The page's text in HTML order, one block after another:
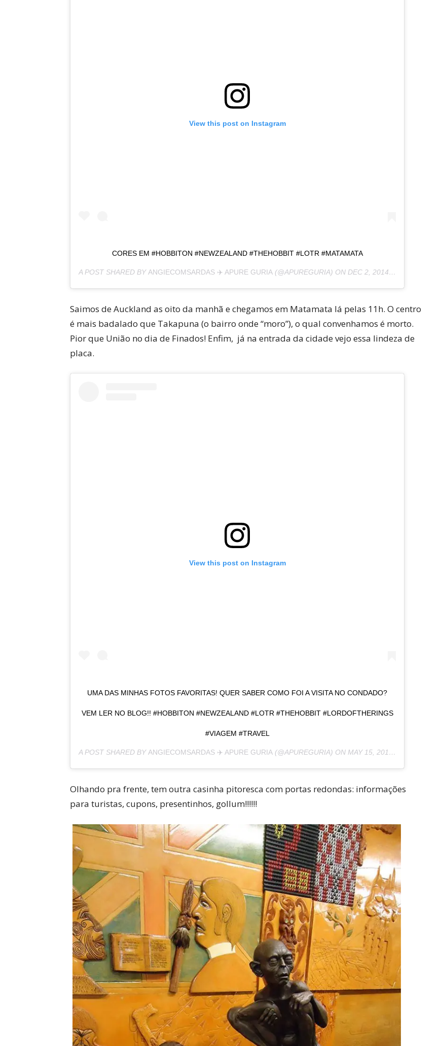
View this post on Instagram
CORES EM #HOBBITON #NEWZEALAND #THEHOBBIT #LOTR #MATAMATA
A POST SHARED BYANGIECOMSARDAS ✈️ APURE GURIA (@APUREGURIA) ON DEC 2, 2014 AT 5:19PM PST
Saimos de Auckland as oito da manhã e chegamos em Matamata lá pelas 11h. O centro
é mais badalado que Takapuna (o bairro onde “moro”), o qual convenhamos é morto.
Pior que União no dia de Finados! Enfim, já na entrada da cidade vejo essa lindeza de
placa.
View this post on Instagram
UMA DAS MINHAS FOTOS FAVORITAS! QUER SABER COMO FOI A VISITA NO CONDADO?
VEM LER NO BLOG!! #HOBBITON #NEWZEALAND #LOTR #THEHOBBIT #LORDOFTHERINGS
#VIAGEM #TRAVEL
A POST SHARED BYANGIECOMSARDAS ✈️ APURE GURIA (@APUREGURIA) ON MAY 15, 2015 AT 7:32PM PDT
Olhando pra frente, tem outra casinha pitoresca com portas redondas: informações
para turistas, cupons, presentinhos, gollum!!!!!!